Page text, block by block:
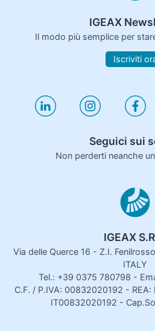
IGEAX
Il modo più semplice per
Iscriviti
Seguici sui
Non perderti neanche
IGEAX
Via delle Querce 16 - Z.I.
ITALY
Tel.: +39 0375 780798 -
C.F. / P.IVA: 00832020192 - REA:
IT00832020192 -